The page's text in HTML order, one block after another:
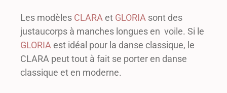
Les modèles CLARAet GLORIA sont des
justaucorps à manches longues en voile. Si le
GLORIAest idéal pour la danse classique, le
CLARA peut tout à fait se porter en danse
classique et en moderne.